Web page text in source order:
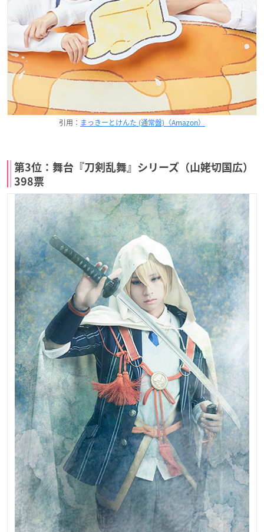
引用： まっきーとけんた (通常盤)（Amazon）
第3位：舞台『刀剣乱舞』シリーズ（山姥切国広）
398票